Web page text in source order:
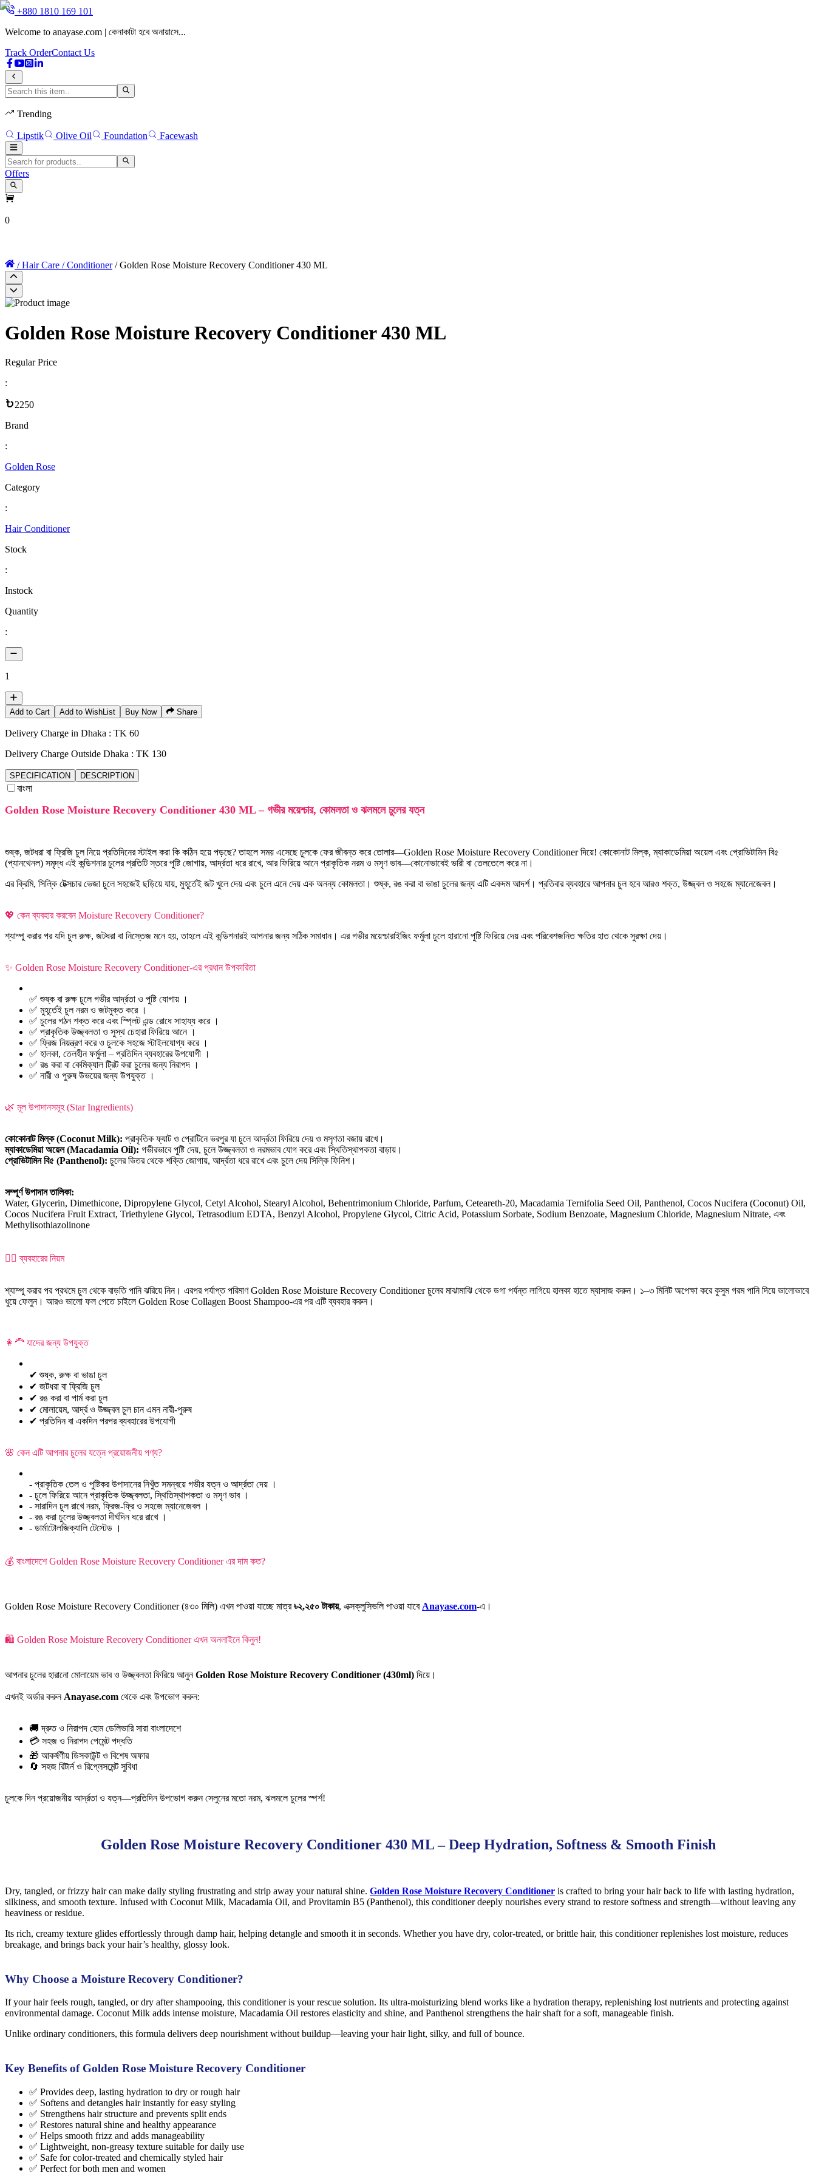
+880 1810 169 101
Welcome to anayase.com | কেনাকাটা হবে অনায়াসে...
Track OrderContact Us
Trending
Lipstik Olive Oil Foundation Facewash
Offers
0
/ Hair Care / Conditioner/ Golden Rose Moisture Recovery Conditioner 430 ML
Golden Rose Moisture Recovery Conditioner 430 ML
Regular Price
:
2250
Brand
:
Golden Rose
Category
:
Hair Conditioner
Stock
:
Instock
Quantity
:
1
Add to Cart Add to WishList Buy Now Share
Delivery Charge in Dhaka : TK 60
Delivery Charge Outside Dhaka : TK 130
SPECIFICATION DESCRIPTION
বাংলা
Golden Rose Moisture Recovery Conditioner 430 ML – গভীর ময়েশ্চার, কোমলতা ও ঝলমলে চুলের যত্ন
শুষ্ক, জটধরা বা ফ্রিজি চুল নিয়ে প্রতিদিনের স্টাইল করা কি কঠিন হয়ে পড়ছে? তাহলে সময় এসেছে চুলকে ফের জীবন্ত করে তোলার—Golden Rose Moisture Recovery Conditioner দিয়ে! কোকোনাট মিল্ক, ম্যাকাডেমিয়া অয়েল এবং প্রোভিটামিন বি৫
(প্যানথেনল) সমৃদ্ধ এই কন্ডিশনার চুলের প্রতিটি স্তরে পুষ্টি জোগায়, আর্দ্রতা ধরে রাখে, আর ফিরিয়ে আনে প্রাকৃতিক নরম ও মসৃণ ভাব—কোনোভাবেই ভারী বা তেলতেলে করে না।
এর ক্রিমি, সিল্কি টেক্সচার ভেজা চুলে সহজেই ছড়িয়ে যায়, মুহূর্তেই জট খুলে দেয় এবং চুলে এনে দেয় এক অনন্য কোমলতা। শুষ্ক, রঙ করা বা ভাঙা চুলের জন্য এটি একদম আদর্শ। প্রতিবার ব্যবহারে আপনার চুল হবে আরও শক্ত, উজ্জ্বল ও সহজে ম্যানেজেবল।
💖 কেন ব্যবহার করবেন Moisture Recovery Conditioner?
শ্যাম্পু করার পর যদি চুল রুক্ষ, জটধরা বা নিস্তেজ মনে হয়, তাহলে এই কন্ডিশনারই আপনার জন্য সঠিক সমাধান। এর গভীর ময়েশ্চারাইজিং ফর্মুলা চুলে হারানো পুষ্টি ফিরিয়ে দেয় এবং পরিবেশজনিত ক্ষতির হাত থেকে সুরক্ষা দেয়।
✨ Golden Rose Moisture Recovery Conditioner-এর প্রধান উপকারিতা
✅ শুষ্ক বা রুক্ষ চুলে গভীর আর্দ্রতা ও পুষ্টি যোগায় ।
✅ মুহূর্তেই চুল নরম ও জটমুক্ত করে ।
✅ চুলের গঠন শক্ত করে এবং স্প্লিট এন্ড রোধে সাহায্য করে ।
✅ প্রাকৃতিক উজ্জ্বলতা ও সুস্থ চেহারা ফিরিয়ে আনে ।
✅ ফ্রিজ নিয়ন্ত্রণ করে ও চুলকে সহজে স্টাইলযোগ্য করে ।
✅ হালকা, তেলহীন ফর্মুলা – প্রতিদিন ব্যবহারের উপযোগী ।
✅ রঙ করা বা কেমিক্যাল ট্রিট করা চুলের জন্য নিরাপদ ।
✅ নারী ও পুরুষ উভয়ের জন্য উপযুক্ত ।
🌿 মূল উপাদানসমূহ (Star Ingredients)
কোকোনাট মিল্ক (Coconut Milk): প্রাকৃতিক ফ্যাট ও প্রোটিনে ভরপুর যা চুলে আর্দ্রতা ফিরিয়ে দেয় ও মসৃণতা বজায় রাখে।
ম্যাকাডেমিয়া অয়েল (Macadamia Oil): গভীরভাবে পুষ্টি দেয়, চুলে উজ্জ্বলতা ও নরমভাব যোগ করে এবং স্থিতিস্থাপকতা বাড়ায়।
প্রোভিটামিন বি৫ (Panthenol): চুলের ভিতর থেকে শক্তি জোগায়, আর্দ্রতা ধরে রাখে এবং চুলে দেয় সিল্কি ফিনিশ।
সম্পূর্ণ উপাদান তালিকা:
Water, Glycerin, Dimethicone, Dipropylene Glycol, Cetyl Alcohol, Stearyl Alcohol, Behentrimonium Chloride, Parfum, Ceteareth-20, Macadamia Ternifolia Seed Oil, Panthenol, Cocos Nucifera (Coconut) Oil,
Cocos Nucifera Fruit Extract, Triethylene Glycol, Tetrasodium EDTA, Benzyl Alcohol, Propylene Glycol, Citric Acid, Potassium Sorbate, Sodium Benzoate, Magnesium Chloride, Magnesium Nitrate, এবং
Methylisothiazolinone
💆‍♀️ ব্যবহারের নিয়ম
শ্যাম্পু করার পর প্রথমে চুল থেকে বাড়তি পানি ঝরিয়ে নিন। এরপর পর্যাপ্ত পরিমাণ Golden Rose Moisture Recovery Conditioner চুলের মাঝামাঝি থেকে ডগা পর্যন্ত লাগিয়ে হালকা হাতে ম্যাসাজ করুন। ১–৩ মিনিট অপেক্ষা করে কুসুম গরম পানি দিয়ে ভালোভাবে
ধুয়ে ফেলুন। আরও ভালো ফল পেতে চাইলে Golden Rose Collagen Boost Shampoo-এর পর এটি ব্যবহার করুন।
👩‍🦰 যাদের জন্য উপযুক্ত
✔ শুষ্ক, রুক্ষ বা ভাঙা চুল
✔ জটধরা বা ফ্রিজি চুল
✔ রঙ করা বা পার্ম করা চুল
✔ মোলায়েম, আর্দ্র ও উজ্জ্বল চুল চান এমন নারী-পুরুষ
✔ প্রতিদিন বা একদিন পরপর ব্যবহারের উপযোগী
🌸 কেন এটি আপনার চুলের যত্নে প্রয়োজনীয় পণ্য?
- প্রাকৃতিক তেল ও পুষ্টিকর উপাদানের নিখুঁত সমন্বয়ে গভীর যত্ন ও আর্দ্রতা দেয় ।
- চুলে ফিরিয়ে আনে প্রাকৃতিক উজ্জ্বলতা, স্থিতিস্থাপকতা ও মসৃণ ভাব ।
- সারাদিন চুল রাখে নরম, ফ্রিজ-ফ্রি ও সহজে ম্যানেজেবল ।
- রঙ করা চুলের উজ্জ্বলতা দীর্ঘদিন ধরে রাখে ।
- ডার্মাটোলজিক্যালি টেস্টেড ।
💰 বাংলাদেশে Golden Rose Moisture Recovery Conditioner এর দাম কত?
Golden Rose Moisture Recovery Conditioner (৪৩০ মিলি) এখন পাওয়া যাচ্ছে মাত্র৳২,২৫০ টাকায়, এক্সক্লুসিভলি পাওয়া যাবে Anayase.com-এ।
🛍️ Golden Rose Moisture Recovery Conditioner এখন অনলাইনে কিনুন!
আপনার চুলের হারানো মোলায়েম ভাব ও উজ্জ্বলতা ফিরিয়ে আনুনGolden Rose Moisture Recovery Conditioner (430ml) দিয়ে।
এখনই অর্ডার করুন Anayase.com থেকে এবং উপভোগ করুন:
🚚 দ্রুত ও নিরাপদ হোম ডেলিভারি সারা বাংলাদেশে
💳 সহজ ও নিরাপদ পেমেন্ট পদ্ধতি
🎁 আকর্ষণীয় ডিসকাউন্ট ও বিশেষ অফার
🔄 সহজ রিটার্ন ও রিপ্লেসমেন্ট সুবিধা
চুলকে দিন প্রয়োজনীয় আর্দ্রতা ও যত্ন—প্রতিদিন উপভোগ করুন সেলুনের মতো নরম, ঝলমলে চুলের স্পর্শ!
Golden Rose Moisture Recovery Conditioner 430 ML – Deep Hydration, Softness & Smooth Finish
Dry, tangled, or frizzy hair can make daily styling frustrating and strip away your natural shine. Golden Rose Moisture Recovery Conditioner is crafted to bring your hair back to life with lasting hydration,
silkiness, and smooth texture. Infused with Coconut Milk, Macadamia Oil, and Provitamin B5 (Panthenol), this conditioner deeply nourishes every strand to restore softness and strength—without leaving any
heaviness or residue.
Its rich, creamy texture glides effortlessly through damp hair, helping detangle and smooth it in seconds. Whether you have dry, color-treated, or brittle hair, this conditioner replenishes lost moisture, reduces
breakage, and brings back your hair’s healthy, glossy look.
Why Choose a Moisture Recovery Conditioner?
If your hair feels rough, tangled, or dry after shampooing, this conditioner is your rescue solution. Its ultra-moisturizing blend works like a hydration therapy, replenishing lost nutrients and protecting against
environmental damage. Coconut Milk adds intense moisture, Macadamia Oil restores elasticity and shine, and Panthenol strengthens the hair shaft for a soft, manageable finish.
Unlike ordinary conditioners, this formula delivers deep nourishment without buildup—leaving your hair light, silky, and full of bounce.
Key Benefits of Golden Rose Moisture Recovery Conditioner
✅ Provides deep, lasting hydration to dry or rough hair
✅ Softens and detangles hair instantly for easy styling
✅ Strengthens hair structure and prevents split ends
✅ Restores natural shine and healthy appearance
✅ Helps smooth frizz and adds manageability
✅ Lightweight, non-greasy texture suitable for daily use
✅ Safe for color-treated and chemically styled hair
✅ Perfect for both men and women